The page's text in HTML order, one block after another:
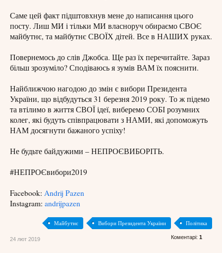
Саме цей факт підштовхнув мене до написання цього
посту. Лиш МИ і тільки МИ власноруч обираємо СВОЄ
майбутнє, та майбутнє СВОЇХ дітей. Все в НАШИХ руках.
Повернемось до слів Джобса. Ще раз їх перечитайте. Зараз
більш зрозуміло? Сподіваюсь я зумів ВАМ їх пояснити.
Найближчою нагодою до змін є вибори Президента
України, що відбудуться 31 березня 2019 року. То ж підемо
та втілимо в життя СВОЇ ідеї, виберемо СОБІ розумних
колег, які будуть співпрацювати з НАМИ, які допоможуть
НАМ досягнути бажаного успіху!
Не будьте байдужими – НЕПРОЄВИБОРІТЬ.
#НЕПРОЄвибори2019
Facebook: Andrij Pazen
Instagram: andrijpazen
Майбутнє Вибори Президента України Політика
Коментарі: 1
24 лют 2019